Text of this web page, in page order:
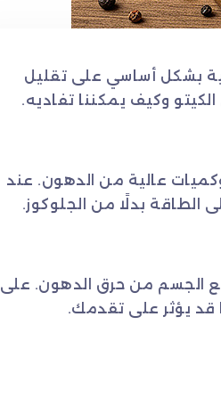
بشكل أساسي على تقليل
وكيف يمكننا تفاديه.
عالية من الدهون. عند
بدلًا من الجلوكوز.
الجسم من حرق الدهون. على